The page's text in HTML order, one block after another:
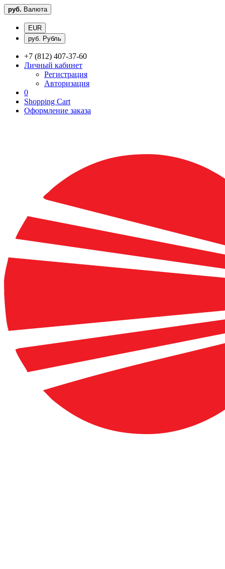
руб. Валюта
EUR
руб. Рубль
+7 (812) 407-37-60
Личный кабинет
Регистрация
Авторизация
0
Shopping Cart
Оформление заказа